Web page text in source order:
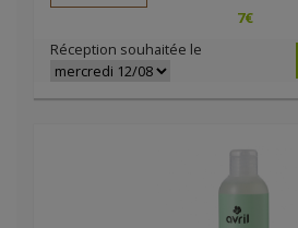
7€
Réception souhaitée le